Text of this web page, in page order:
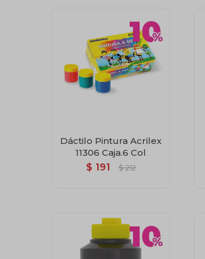
Dáctilo Pintura Acrilex
11306 Caja.6 Col
$ 191 $ 212